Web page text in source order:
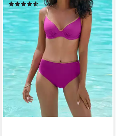
(3)
29,99 € 44,99 €
-33%
lieferbar - in 1-2 Werktagen bei dir